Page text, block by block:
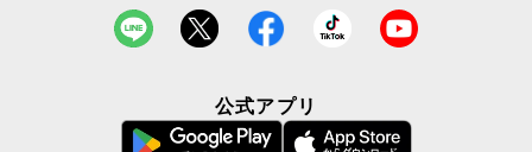
公式アプリ